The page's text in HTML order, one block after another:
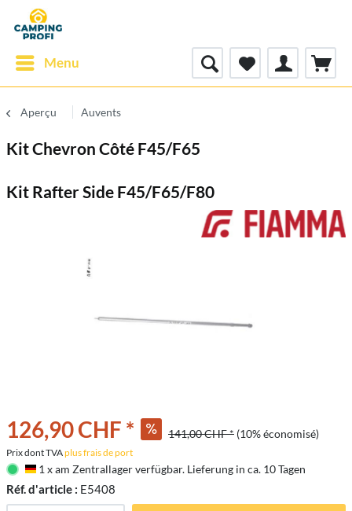
Menu
Aperçu Auvents
Kit Chevron Côté F45/F65
Kit Rafter Side F45/F65/F80
126,90 CHF * 141,00 CHF * (10% économisé)
Prix dont TVAplus frais de port
Deutschland
1 x am Zentrallager verfügbar. Lieferung in ca. 10 Tagen
Réf. d'article : E5408